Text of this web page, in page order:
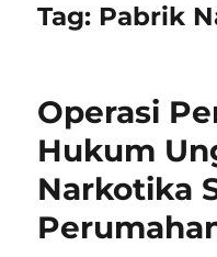
Tag: Pabrik
Operasi
Hukum
Narkotika